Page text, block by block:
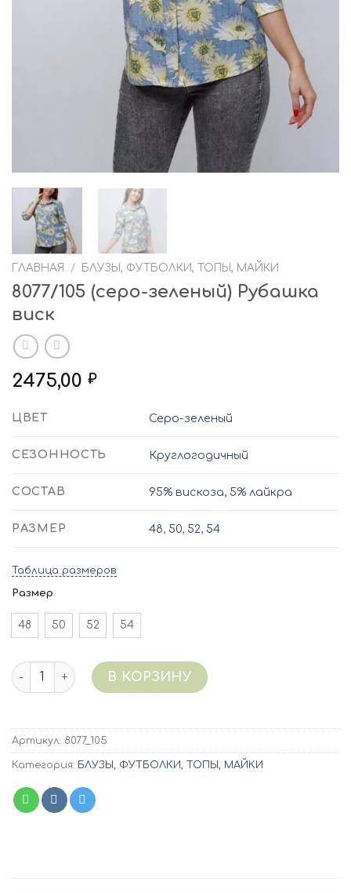
ГЛАВНАЯ / БЛУЗЫ, ФУТБОЛКИ, ТОПЫ, МАЙКИ
8077/105 (серо-зеленый) Рубашка
виск
2475,00 ₽
ЦВЕТ Серо-зеленый
СЕЗОННОСТЬ Круглогодичный
СОСТАВ 95% вискоза, 5% лайкра
РАЗМЕР 48, 50, 52, 54
Таблица размеров
Размер
48 50 52 54
Количество 8077/105 (серо-зеленый) Рубашка виск
В КОРЗИНУ
Артикул: 8077_105
Категория: БЛУЗЫ, ФУТБОЛКИ, ТОПЫ, МАЙКИ